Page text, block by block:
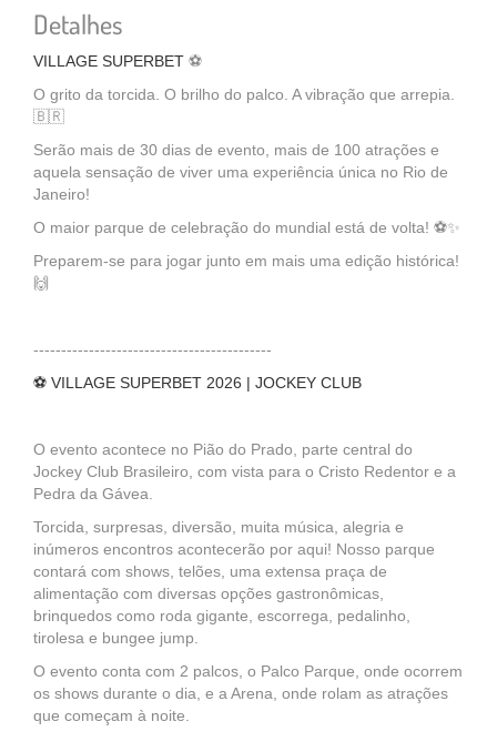
Detalhes
VILLAGE SUPERBET ⚽
O grito da torcida. O brilho do palco. A vibração que arrepia.
🇧🇷
Serão mais de 30 dias de evento, mais de 100 atrações e
aquela sensação de viver uma experiência única no Rio de
Janeiro!
O maior parque de celebração do mundial está de volta! ⚽✨
Preparem-se para jogar junto em mais uma edição histórica!
🙌
-------------------------------------------
⚽ VILLAGE SUPERBET 2026 | JOCKEY CLUB
O evento acontece no Pião do Prado, parte central do
Jockey Club Brasileiro, com vista para o Cristo Redentor e a
Pedra da Gávea.
Torcida, surpresas, diversão, muita música, alegria e
inúmeros encontros acontecerão por aqui! Nosso parque
contará com shows, telões, uma extensa praça de
alimentação com diversas opções gastronômicas,
brinquedos como roda gigante, escorrega, pedalinho,
tirolesa e bungee jump.
O evento conta com 2 palcos, o Palco Parque, onde ocorrem
os shows durante o dia, e a Arena, onde rolam as atrações
que começam à noite.